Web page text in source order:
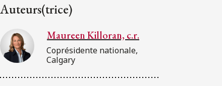
Auteurs(trice)
Maureen Killoran, c.r.
Coprésidente nationale,
Calgary